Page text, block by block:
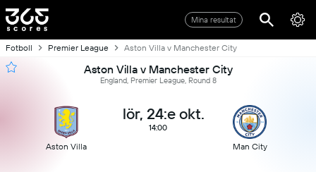
Mina resultat
Fotboll Premier League Aston Villa v Manchester City
Aston Villa v Manchester City
England, Premier League, Round 8
Aston Villa
lör, 24:e okt.
14:00
Man City